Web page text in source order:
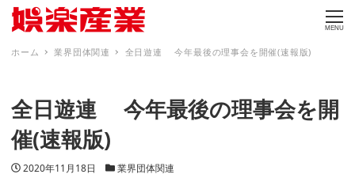
MENU
ホーム 業界団体関連 全日遊連 今年最後の理事会を開催(速報版)
全日遊連 今年最後の理事会を開
催(速報版)
投稿日
2020年11月18日 カテゴリー
業界団体関連